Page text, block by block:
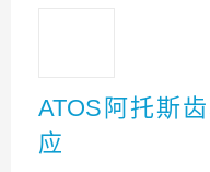
ATOS阿托斯
应